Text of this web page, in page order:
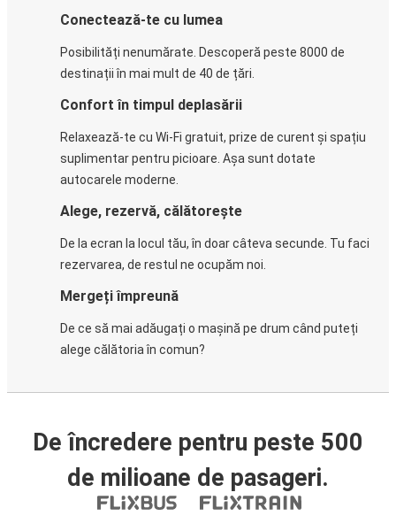
Conectează-te cu lumea
Posibilități nenumărate. Descoperă peste 8000 de
destinații în mai mult de 40 de țări.
Confort în timpul deplasării
Relaxează-te cu Wi-Fi gratuit, prize de curent și spațiu
suplimentar pentru picioare. Așa sunt dotate
autocarele moderne.
Alege, rezervă, călătorește
De la ecran la locul tău, în doar câteva secunde. Tu faci
rezervarea, de restul ne ocupăm noi.
Mergeți împreună
De ce să mai adăugați o mașină pe drum când puteți
alege călătoria în comun?
De încredere pentru peste 500
de milioane de pasageri.